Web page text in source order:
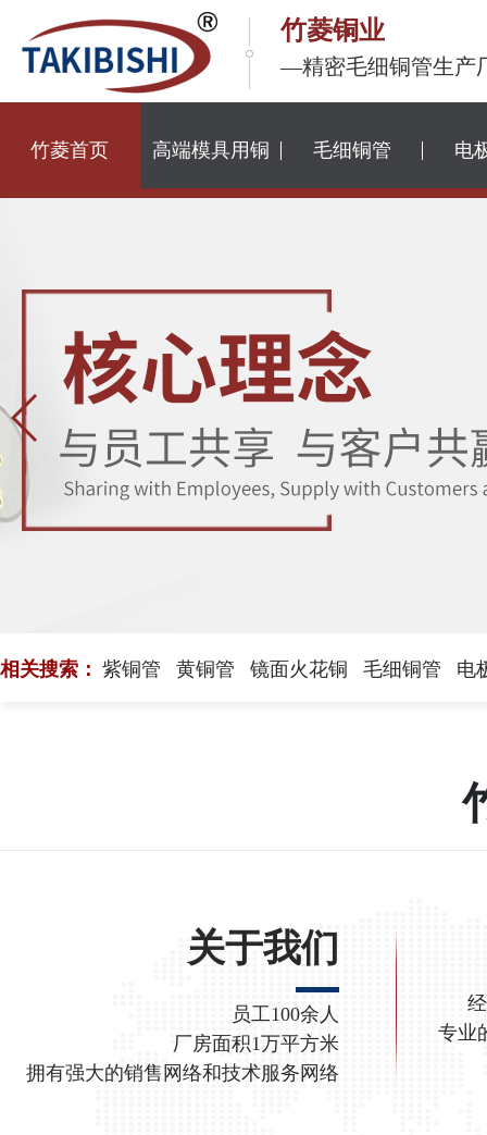
竹菱铜业
—精密毛细铜管生产
竹菱首页 高端模具用铜 毛细铜管 电
相关搜索： 紫铜管 黄铜管 镜面火花铜 毛细铜管 电
关于我们
员工100余人
厂房面积1万平方米
拥有强大的销售网络和技术服务网络
专业